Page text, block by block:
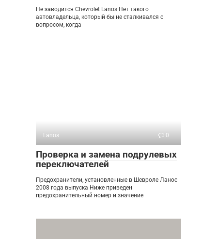
Не заводится Chevrolet Lanos Нет такого
автовладельца, который бы не сталкивался с
вопросом, когда
Lanos 0
Проверка и замена подрулевых
переключателей
Предохранители, установленные в Шевроле Ланос
2008 года выпуска Ниже приведен
предохранительный номер и значение